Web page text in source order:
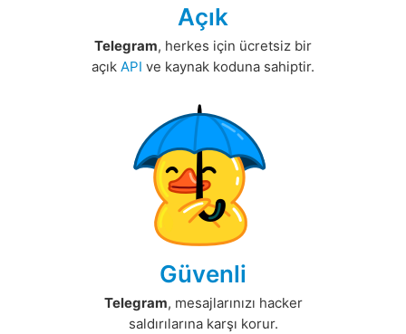
Açık
Telegram, herkes için ücretsiz bir
açık API ve kaynak koduna sahiptir.
Güvenli
Telegram, mesajlarınızı hacker
saldırılarına karşı korur.